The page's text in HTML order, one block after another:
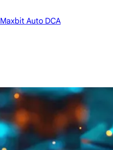
Maxbit Auto DCA